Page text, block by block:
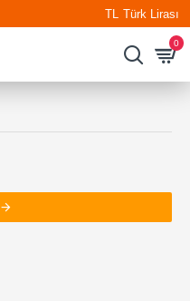
TL Türk Lirası
0